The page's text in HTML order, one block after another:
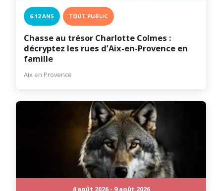
6-12 ANS TOUT PUBLIC
Chasse au trésor Charlotte Colmes :
décryptez les rues d’Aix-en-Provence en
famille
Aix en Provence
4 août 2026 - 9 août 2026